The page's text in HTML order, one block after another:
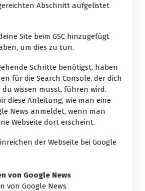
Abschnitt aufgelistet
Site beim GSC hinzugefügt
um dies zu tun.
Schritte benötigst, haben
für die Search Console, der dich
wissen musst, führen wird.
diese Anleitung, wie man eine
News anmeldet, wenn man
Webseite dort erscheint.
der Webseite bei Google
von Google News
von Google News